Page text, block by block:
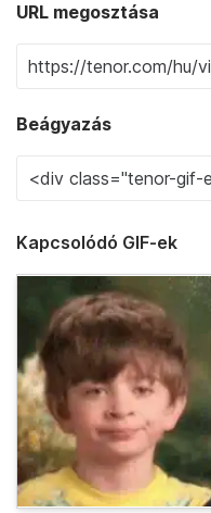
URL megosztása
Beágyazás
Kapcsolódó GIF-ek